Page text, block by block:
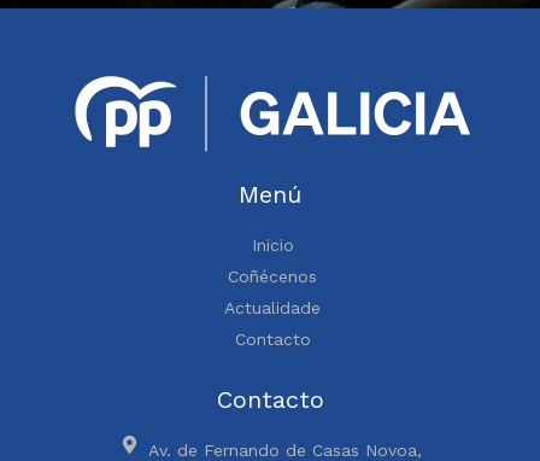
Menú
Inicio
Coñécenos
Actualidade
Contacto
Contacto
Av. de Fernando de Casas Novoa,